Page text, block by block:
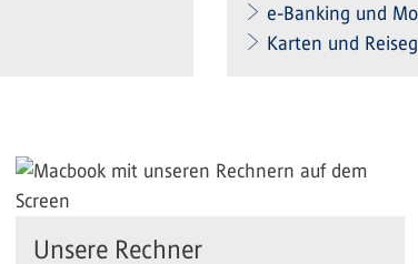
e-Banking und
Karten und
Unsere Rechner